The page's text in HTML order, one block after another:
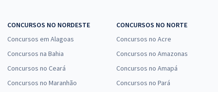
CONCURSOS NO NORDESTE
Concursos em Alagoas
Concursos na Bahia
Concursos no Ceará
Concursos no Maranhão
CONCURSOS NO NORTE
Concursos no Acre
Concursos no Amazonas
Concursos no Amapá
Concursos no Pará